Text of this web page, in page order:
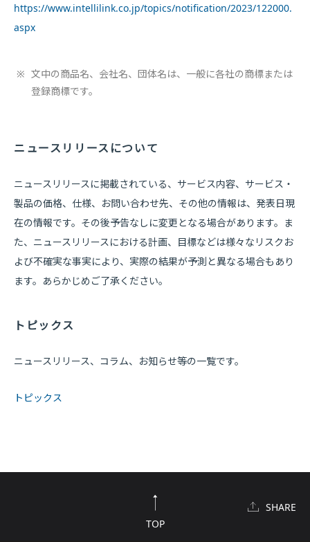
https://www.intellilink.co.jp/topics/notification/2023/122000.
aspx
※ 文中の商品名、会社名、団体名は、一般に各社の商標または
登録商標です。
ニュースリリースについて
ニュースリリースに掲載されている、サービス内容、サービス・
製品の価格、仕様、お問い合わせ先、その他の情報は、発表日現
在の情報です。その後予告なしに変更となる場合があります。ま
た、ニュースリリースにおける計画、目標などは様々なリスクお
よび不確実な事実により、実際の結果が予測と異なる場合もあり
ます。あらかじめご了承ください。
トピックス
ニュースリリース、コラム、お知らせ等の一覧です。
トピックス
TOP
SHARE